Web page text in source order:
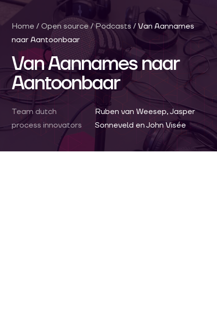
Home / Open source/Podcasts / Van Aannames
naar Aantoonbaar
Van Aannames naar
Aantoonbaar
Team dutch
process innovators
Ruben van Weesep, Jasper
Sonneveld en John Visée